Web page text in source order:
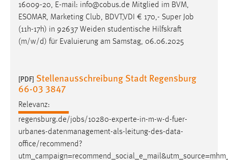
16009-20, E-mail: info@cobus.de Mitglied im BVM,
ESOMAR, Marketing Club, BDVT,VDI € 170,- Super Job
(11h-17h) in 92637 Weiden studentische Hilfskraft
(m/w/d) für Evaluierung am Samstag, 06.06.2025
[PDF] Stellenausschreibung Stadt Regensburg
66-03 3847
Relevanz:
regensburg.de/jobs/10280-experte-in-m-w-d-fuer-
urbanes-datenmanagement-als-leitung-des-data-
office/recommend?